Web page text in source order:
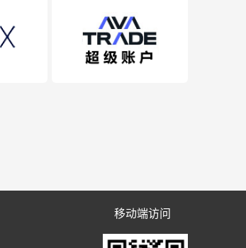
移动端访问